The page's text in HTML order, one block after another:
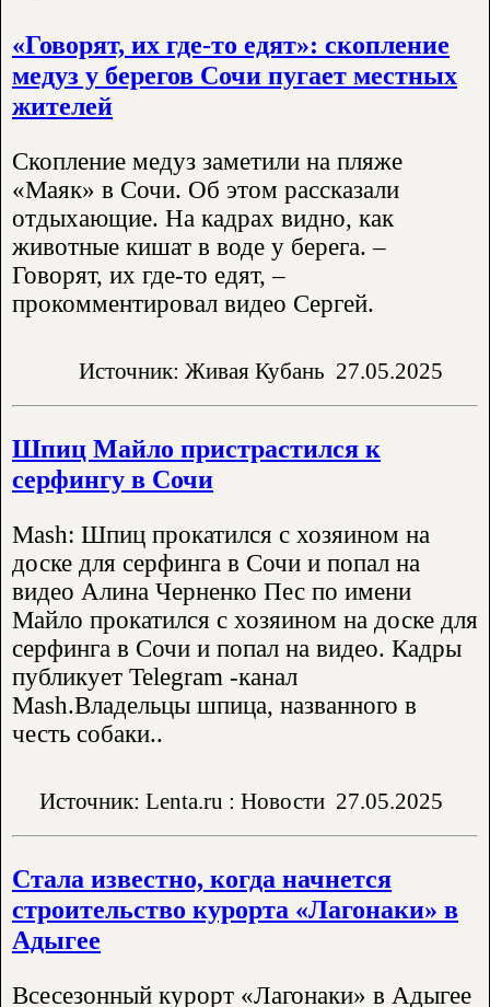
«Говорят, их где-то едят»: скопление
медуз у берегов Сочи пугает местных
жителей
Скопление медуз заметили на пляже
«Маяк» в Сочи. Об этом рассказали
отдыхающие. На кадрах видно, как
животные кишат в воде у берега. –
Говорят, их где-то едят, –
прокомментировал видео Сергей.
Источник: Живая Кубань 27.05.2025
Шпиц Майло пристрастился к
серфингу в Сочи
Mash: Шпиц прокатился с хозяином на
доске для серфинга в Сочи и попал на
видео Алина Черненко Пес по имени
Майло прокатился с хозяином на доске для
серфинга в Сочи и попал на видео. Кадры
публикует Telegram -канал
Mash.Владельцы шпица, названного в
честь собаки..
Источник: Lenta.ru : Новости 27.05.2025
Стала известно, когда начнется
строительство курорта «Лагонаки» в
Адыгее
Всесезонный курорт «Лагонаки» в Адыгее